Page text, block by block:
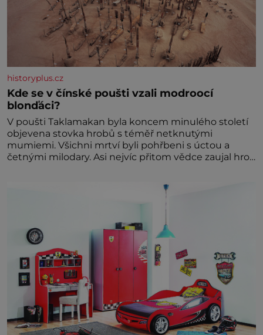
historyplus.cz
Kde se v čínské poušti vzali modroocí
blonďáci?
V poušti Taklamakan byla koncem minulého století
objevena stovka hrobů s téměř netknutými
mumiemi. Všichni mrtví byli pohřbeni s úctou a
četnými milodary. Asi nejvíc přitom vědce zaujal hrob
dávných lidí nesmírně dobře zachovalá, přičítají
odborníci zdejším klimatickým podmínkám. Sucho,